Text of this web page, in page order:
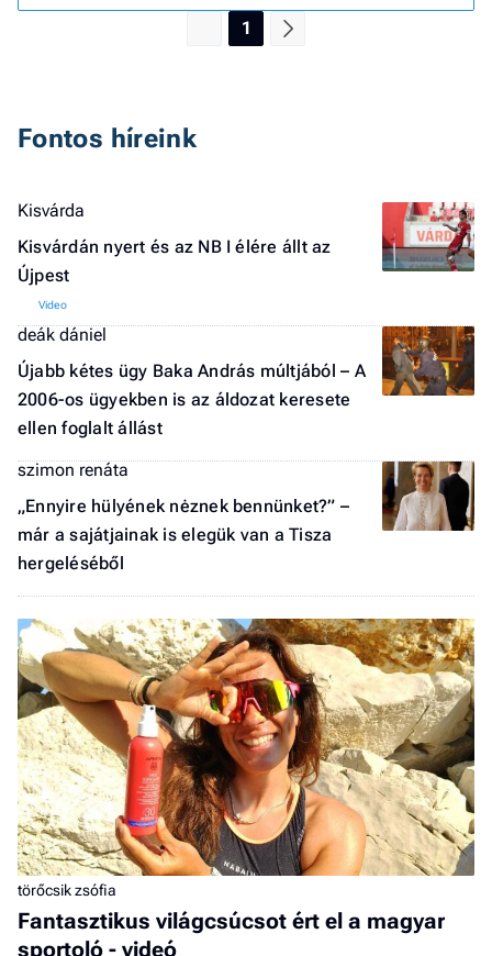
-
1
Fontos híreink
Kisvárda
Kisvárdán nyert és az NB I élére állt az
Újpest
deák dániel
Újabb kétes ügy Baka András múltjából – A
2006-os ügyekben is az áldozat keresete
ellen foglalt állást
szimon renáta
„Ennyire hülyének nėznek bennünket?” –
már a sajátjainak is elegük van a Tisza
hergeléséből
törőcsik zsófia
Fantasztikus világcsúcsot ért el a magyar
sportoló - videó